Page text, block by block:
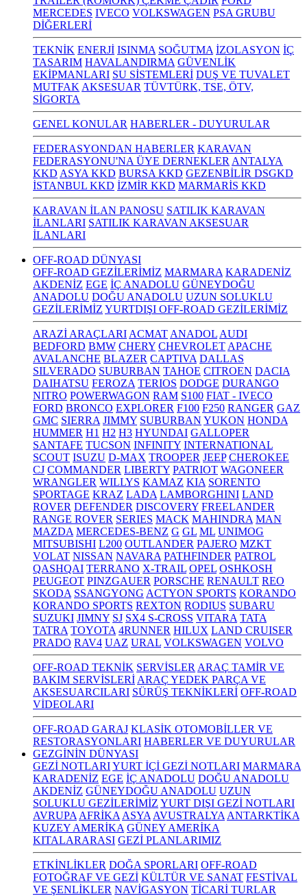
MERCEDES IVECO VOLKSWAGEN PSA GRUBU
DİĞERLERİ
TEKNİK ENERJİ ISINMA SOĞUTMA İZOLASYON İÇ
TASARIM HAVALANDIRMA GÜVENLİK
EKİPMANLARI SU SİSTEMLERİ DUŞ VE TUVALET
MUTFAK AKSESUAR TÜVTÜRK, TSE, ÖTV,
SİGORTA
GENEL KONULAR HABERLER - DUYURULAR
FEDERASYONDAN HABERLER KARAVAN
FEDERASYONU'NA ÜYE DERNEKLER ANTALYA
KKD ASYA KKD BURSA KKD GEZENBİLİR DSGKD
İSTANBUL KKD İZMİR KKD MARMARİS KKD
KARAVAN İLAN PANOSU SATILIK KARAVAN
İLANLARI SATILIK KARAVAN AKSESUAR
İLANLARI
OFF-ROAD DÜNYASI
OFF-ROAD GEZİLERİMİZ MARMARA KARADENİZ
AKDENİZ EGE İÇ ANADOLU GÜNEYDOĞU
ANADOLU DOĞU ANADOLU UZUN SOLUKLU
GEZİLERİMİZ YURTDIŞI OFF-ROAD GEZİLERİMİZ
ARAZİ ARAÇLARI ACMAT ANADOL AUDI
BEDFORD BMW CHERY CHEVROLET APACHE
AVALANCHE BLAZER CAPTIVA DALLAS
SILVERADO SUBURBAN TAHOE CITROEN DACIA
DAIHATSU FEROZA TERIOS DODGE DURANGO
NITRO POWERWAGON RAM S100 FIAT - IVECO
FORD BRONCO EXPLORER F100 F250 RANGER GAZ
GMC SIERRA JIMMY SUBURBAN YUKON HONDA
HUMMER H1 H2 H3 HYUNDAI GALLOPER
SANTAFE TUCSON INFINITY INTERNATIONAL
SCOUT ISUZU D-MAX TROOPER JEEP CHEROKEE
CJ COMMANDER LIBERTY PATRIOT WAGONEER
WRANGLER WILLYS KAMAZ KIA SORENTO
SPORTAGE KRAZ LADA LAMBORGHINI LAND
ROVER DEFENDER DISCOVERY FREELANDER
RANGE ROVER SERIES MACK MAHINDRA MAN
MAZDA MERCEDES-BENZ G GL ML UNIMOG
MITSUBISHI L200 OUTLANDER PAJERO MZKT
VOLAT NISSAN NAVARA PATHFINDER PATROL
QASHQAI TERRANO X-TRAIL OPEL OSHKOSH
PEUGEOT PINZGAUER PORSCHE RENAULT REO
SKODA SSANGYONG ACTYON SPORTS KORANDO
KORANDO SPORTS REXTON RODIUS SUBARU
SUZUKI JIMNY SJ SX4 S-CROSS VITARA TATA
TATRA TOYOTA 4RUNNER HILUX LAND CRUISER
PRADO RAV4 UAZ URAL VOLKSWAGEN VOLVO
OFF-ROAD TEKNİK SERVİSLER ARAÇ TAMİR VE
BAKIM SERVİSLERİ ARAÇ YEDEK PARÇA VE
AKSESUARCILARI SÜRÜŞ TEKNİKLERİ OFF-ROAD
VİDEOLARI
OFF-ROAD GARAJ KLASİK OTOMOBİLLER VE
RESTORASYONLARI HABERLER VE DUYURULAR
GEZGİNİN DÜNYASI
GEZİ NOTLARIYURT İÇİ GEZİ NOTLARI MARMARA
KARADENİZ EGE İÇ ANADOLU DOĞU ANADOLU
AKDENİZ GÜNEYDOĞU ANADOLU UZUN
SOLUKLU GEZİLERİMİZ YURT DIŞI GEZİ NOTLARI
AVRUPA AFRİKA ASYA AVUSTRALYA ANTARKTİKA
KUZEY AMERİKA GÜNEY AMERİKA
KITALARARASI GEZİ PLANLARIMIZ
ETKİNLİKLER DOĞA SPORLARI OFF-ROAD
FOTOĞRAF VE GEZİ KÜLTÜR VE SANAT FESTİVAL
VE ŞENLİKLER NAVİGASYON TİCARİ TURLAR